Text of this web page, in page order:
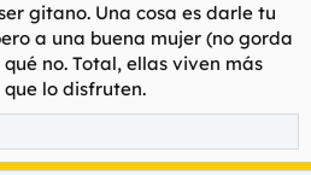
gitano. Una cosa es darle tu
a una buena mujer (no gorda
no. Total, ellas viven más
que lo disfruten.